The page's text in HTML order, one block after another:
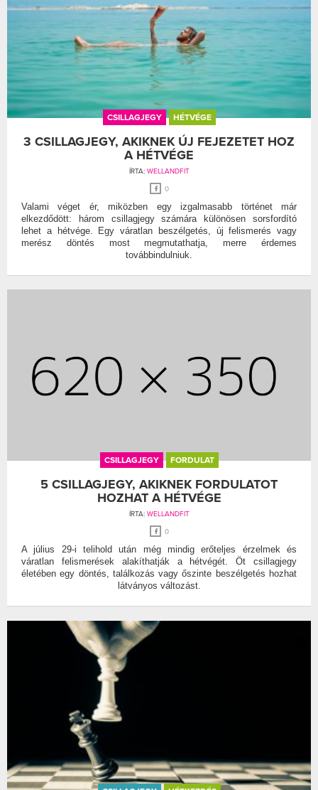
CSILLAGJEGY HÉTVÉGE
3 CSILLAGJEGY, AKIKNEK ÚJ FEJEZETET HOZ
A HÉTVÉGE
ÍRTA: WELLANDFIT
0
Valami véget ér, miközben egy izgalmasabb történet már
elkezdődött: három csillagjegy számára különösen sorsfordító
lehet a hétvége. Egy váratlan beszélgetés, új felismerés vagy
merész döntés most megmutathatja, merre érdemes
továbbindulniuk.
CSILLAGJEGY FORDULAT
5 CSILLAGJEGY, AKIKNEK FORDULATOT
HOZHAT A HÉTVÉGE
ÍRTA: WELLANDFIT
0
A július 29-i telihold után még mindig erőteljes érzelmek és
váratlan felismerések alakíthatják a hétvégét. Öt csillagjegy
életében egy döntés, találkozás vagy őszinte beszélgetés hozhat
látványos változást.